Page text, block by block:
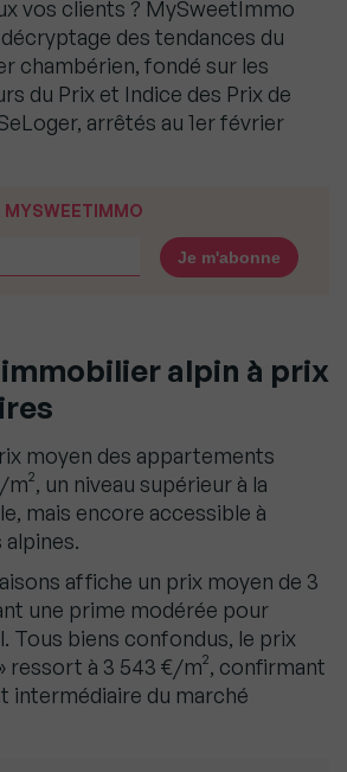
vos clients ? MySweetImmo
des tendances du
chambérien, fondé sur les
du Prix et Indice des Prix de
arrêtés au 1er février
MYSWEETIMMO
alpin à prix
moyen des appartements
un niveau supérieur à la
mais encore accessible à
alpines.
affiche un prix moyen de 3
une prime modérée pour
Tous biens confondus, le prix
ressort à 3 543 €/m², confirmant
intermédiaire du marché